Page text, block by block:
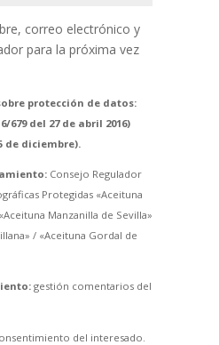
correo electrónico y
para la próxima vez
protección de datos:
679 del 27 de abril 2016)
de diciembre).
Consejo Regulador
Protegidas «Aceituna
Manzanilla de Sevilla»
/ «Aceituna Gordal de
gestión comentarios del
del interesado.